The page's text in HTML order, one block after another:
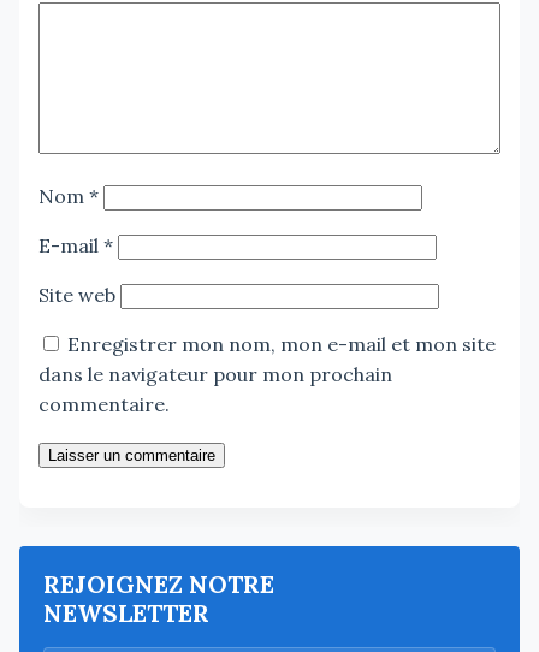
Nom *
E-mail *
Site web
Enregistrer mon nom, mon e-mail et mon site
dans le navigateur pour mon prochain
commentaire.
Laisser un commentaire
REJOIGNEZ NOTRE
NEWSLETTER